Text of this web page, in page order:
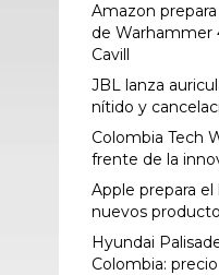
Amazon
de
Cavill
JBL lanza
nítido y
Colombia Tech
frente de la
Apple prepara
nuevos
Hyundai
Colombia: